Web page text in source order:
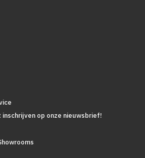
op onze nieuwsbrief!